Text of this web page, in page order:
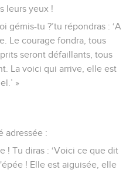
leurs yeux !
gémis-tu ?’tu répondras : ‘A
Le courage fondra, tous
seront défaillants, tous
La voici qui arrive, elle est
»
adressée :
! Tu diras : ‘Voici ce que dit
! Elle est aiguisée, elle